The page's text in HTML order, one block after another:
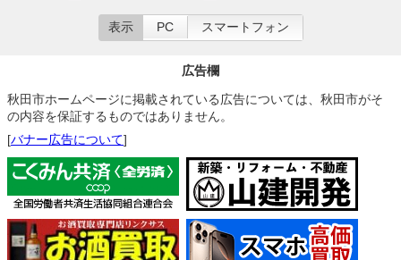
表示 PC スマートフォン
広告欄
秋田市ホームページに掲載されている広告については、秋田市がそ
の内容を保証するものではありません。
[バナー広告について]